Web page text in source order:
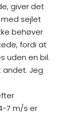
giver det
med sejlet
behøver
fordi at
uden en bil.
andet. Jeg
7 m/s er